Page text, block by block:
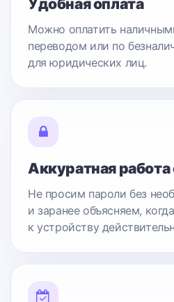
Удобная оплата
Можно оплатить
переводом или по
для юридических лиц.
Аккуратная
Не просим пароли без
и заранее объясняем,
к устройству